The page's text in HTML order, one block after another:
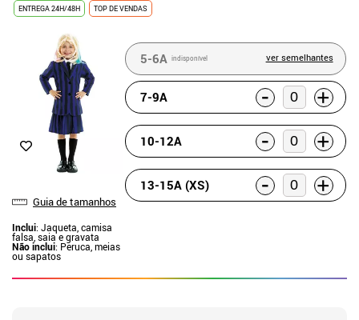
ENTREGA 24H/48H TOP DE VENDAS
Guia de tamanhos
Inclui: Jaqueta, camisa
falsa, saia e gravata
Não inclui: Peruca, meias
ou sapatos
5-6A indisponível ver semelhantes
7-9A - +
10-12A - +
13-15A (XS) - +